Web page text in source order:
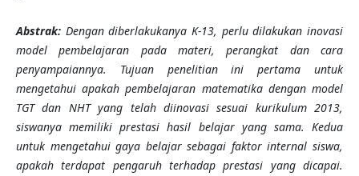
Abstrak: Dengan diberlakukanya K-13, perlu dilakukan inovasi
model pembelajaran pada materi, perangkat dan cara
penyampaiannya. Tujuan penelitian ini pertama untuk
mengetahui apakah pembelajaran matematikadenganmodel
TGT dan NHT yang telah diinovasi sesuai kurikulum 2013,
siswanya memiliki prestasi hasil belajar yang sama. Kedua
untuk mengetahui gaya belajar sebagai faktor internal siswa,
apakah terdapat pengaruh terhadap prestasi yang dicapai.